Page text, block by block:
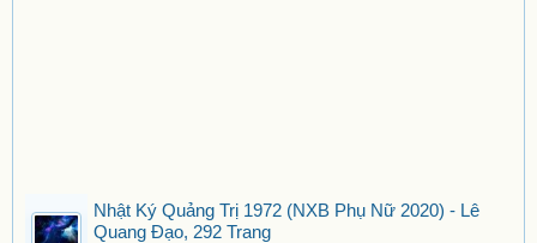
Nhật Ký Quảng Trị 1972 (NXB Phụ Nữ 2020) - Lê
Quang Đạo, 292 Trang